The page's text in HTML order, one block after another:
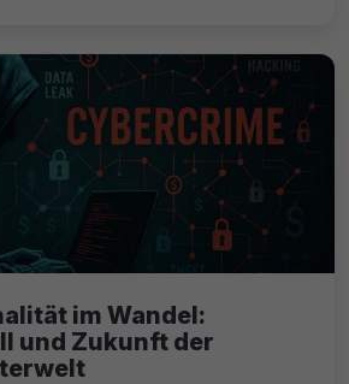
im Wandel:
und Zukunft der